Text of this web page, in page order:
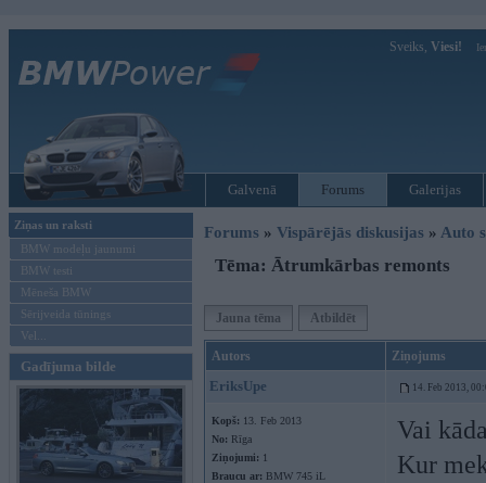
Sveiks, Viesi!
Galvenā Forums Galerijas
Ziņas un raksti
BMW modeļu jaunumi
BMW testi
Mēneša BMW
Sērijveida tūnings
Vel...
Gadījuma bilde
Forums » Vispārējās diskusijas » Auto
Tēma: Ātrumkārbas remonts
Jauna tēma Atbildēt
Autors Ziņojums
EriksUpe 14. Feb 2013,
Kopš: 13. Feb 2013
No: Rīga
Ziņojumi: 1
Braucu ar: BMW 745 iL
Vai
Kur